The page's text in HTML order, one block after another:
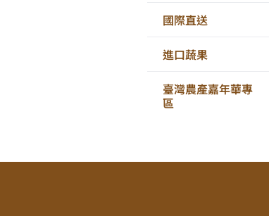
國際直送
進口蔬果
臺灣農產嘉年華專
區